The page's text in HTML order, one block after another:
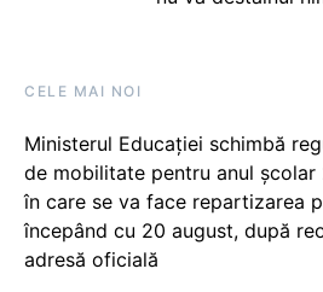
CELE MAI NOI
Ministerul Educației schimbă
de mobilitate pentru anul
în care se va face repartizarea
începând cu 20 august, după
adresă oficială